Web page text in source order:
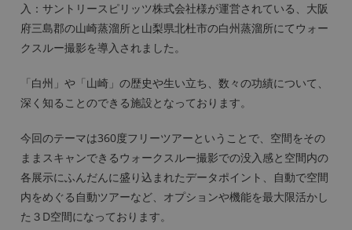
入：サントリースピリッツ株式会社様が運営されている、大阪
府三島郡の山崎蒸溜所と山梨県北杜市の白州蒸溜所にてウォー
クスルー撮影を導入されました。
「白州」や「山崎」の歴史や生い立ち、数々の功績について、
深く知ることのできる施設となっております。
今回のテーマは360度フリーツアーということで、空間をその
ままスキャンできるウォークスルー撮影での没入感と空間内の
各展示にふんだんに盛り込まれたデータポイント、自動で空間
内をめぐる自動ツアーなど、オプションや機能を最大限活かし
た３D空間になっております。